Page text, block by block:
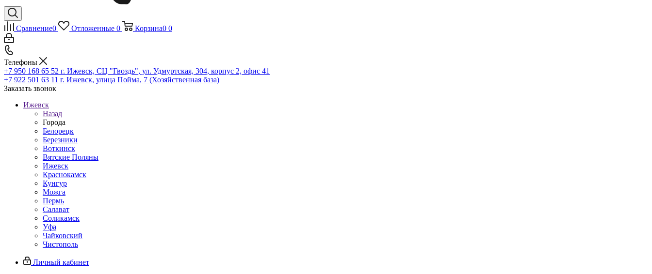
Сравнение0 Отложенные 0 Корзина0 0
Телефоны
+7 950 168 65 52 г. Ижевск, СЦ "Гвоздь", ул. Удмуртская, 304, корпус 2, офис 41
+7 922 501 63 11 г. Ижевск, улица Пойма, 7 (Хозяйственная база)
Заказать звонок
Ижевск
Назад
Города
Белорецк
Березники
Воткинск
Вятские Поляны
Ижевск
Краснокамск
Кунгур
Можга
Пермь
Салават
Соликамск
Уфа
Чайковский
Чистополь
Личный кабинет